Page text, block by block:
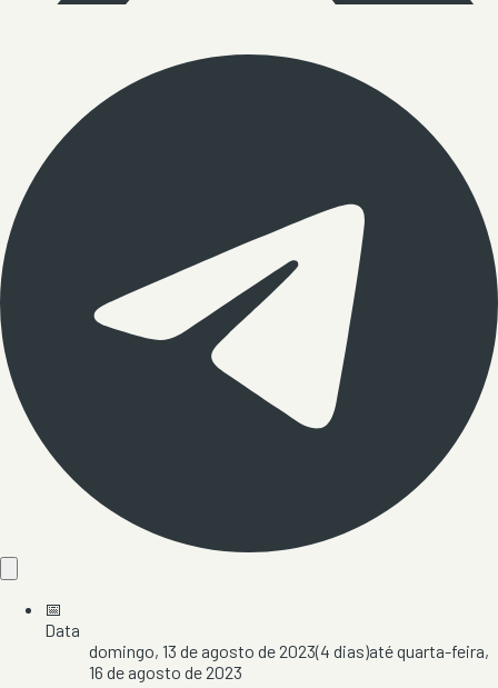
📅
Data
domingo, 13 de agosto de 2023(4 dias)atéquarta-feira,
16 de agosto de 2023